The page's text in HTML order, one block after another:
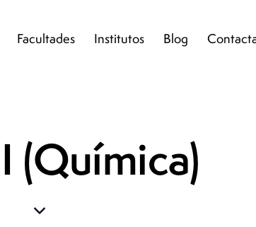
Facultades Institutos Blog
(Química)